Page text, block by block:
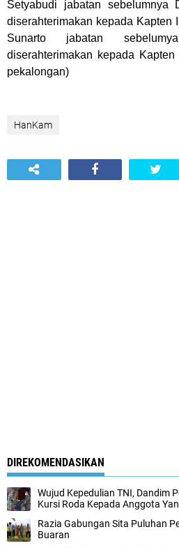
Setyabudi jabatan sebelumnya
diserahterimakan kepada Kapten
Sunarto jabatan
diserahterimakan kepada
pekalongan)
HanKam
DIREKOMENDASIKAN
Wujud Kepedulian TNI, Dandim
Kursi Roda Kepada Anggota
Razia Gabungan Sita Puluhan
Buaran